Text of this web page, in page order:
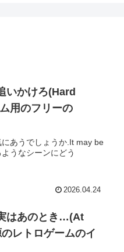
いかけろ(Hard
用のフリーの
あうでしょうか.It may be
うなシーンにどう
2026.04.24
はあのとき…(At
レトロゲームのイ